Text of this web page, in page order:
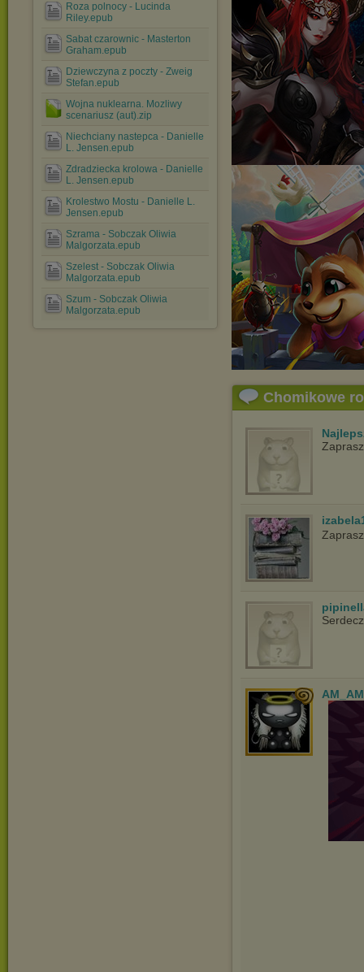
Roza polnocy - Lucinda
Riley.epub
Sabat czarownic - Masterton
Graham.epub
Dziewczyna z poczty - Zweig
Stefan.epub
Wojna nuklearna. Mozliwy
scenariusz (aut).zip
Niechciany nastepca - Danielle
L. Jensen.epub
Zdradziecka krolowa - Danielle
L. Jensen.epub
Krolestwo Mostu - Danielle L.
Jensen.epub
Szrama - Sobczak Oliwia
Malgorzata.epub
Szelest - Sobczak Oliwia
Malgorzata.epub
Szum - Sobczak Oliwia
Malgorzata.epub
Chomikowe
AM_AM